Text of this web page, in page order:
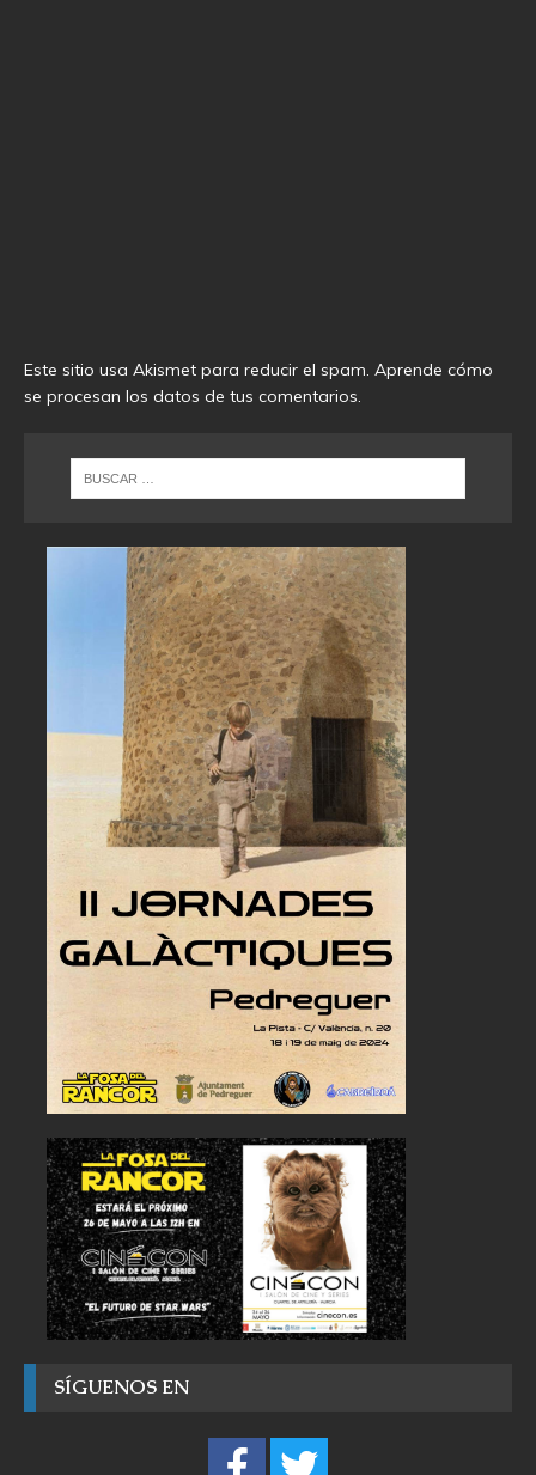
Este sitio usa Akismet para reducir el spam. Aprende cómo
se procesan los datos de tus comentarios.
SÍGUENOS EN